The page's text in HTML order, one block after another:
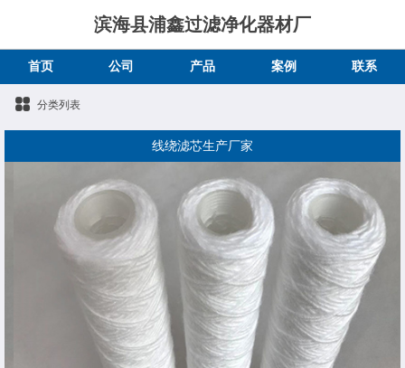
滨海县浦鑫过滤净化器材厂
首页 公司 产品 案例 联系
分类列表
线绕滤芯生产厂家